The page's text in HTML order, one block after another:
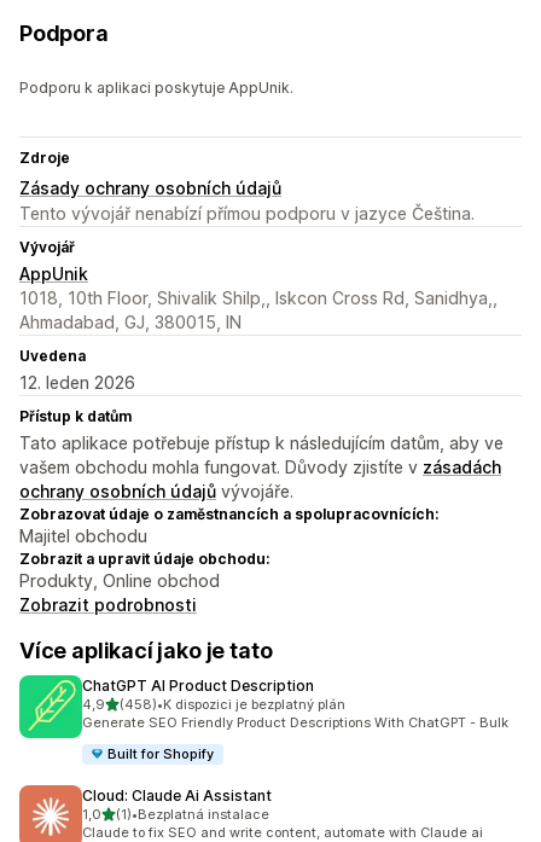
Podpora
Podporu k aplikaci poskytuje AppUnik.
Zdroje
Zásady ochrany osobních údajů
Tento vývojář nenabízí přímou podporu v jazyce Čeština.
Vývojář
AppUnik
1018, 10th Floor, Shivalik Shilp,, Iskcon Cross Rd, Sanidhya,,
Ahmadabad, GJ, 380015, IN
Uvedena
12. leden 2026
Přístup k datům
Tato aplikace potřebuje přístup k následujícím datům, aby ve
vašem obchodu mohla fungovat. Důvody zjistíte v zásadách
ochrany osobních údajů vývojáře.
Zobrazovat údaje o zaměstnancích a spolupracovnících:
Majitel obchodu
Zobrazit a upravit údaje obchodu:
Produkty, Online obchod
Zobrazit podrobnosti
Více aplikací jako je tato
ChatGPT AI Product Description
4,9z 5 hvězd
(458)
Celkový počet recenzí: 458
•K dispozici je bezplatný plán
Generate SEO Friendly Product Descriptions With ChatGPT - Bulk
Built for Shopify
Cloud: Claude Ai Assistant
1,0z 5 hvězd
(1)
Celkový počet recenzí: 1
•Bezplatná instalace
Claude to fix SEO and write content, automate with Claude ai